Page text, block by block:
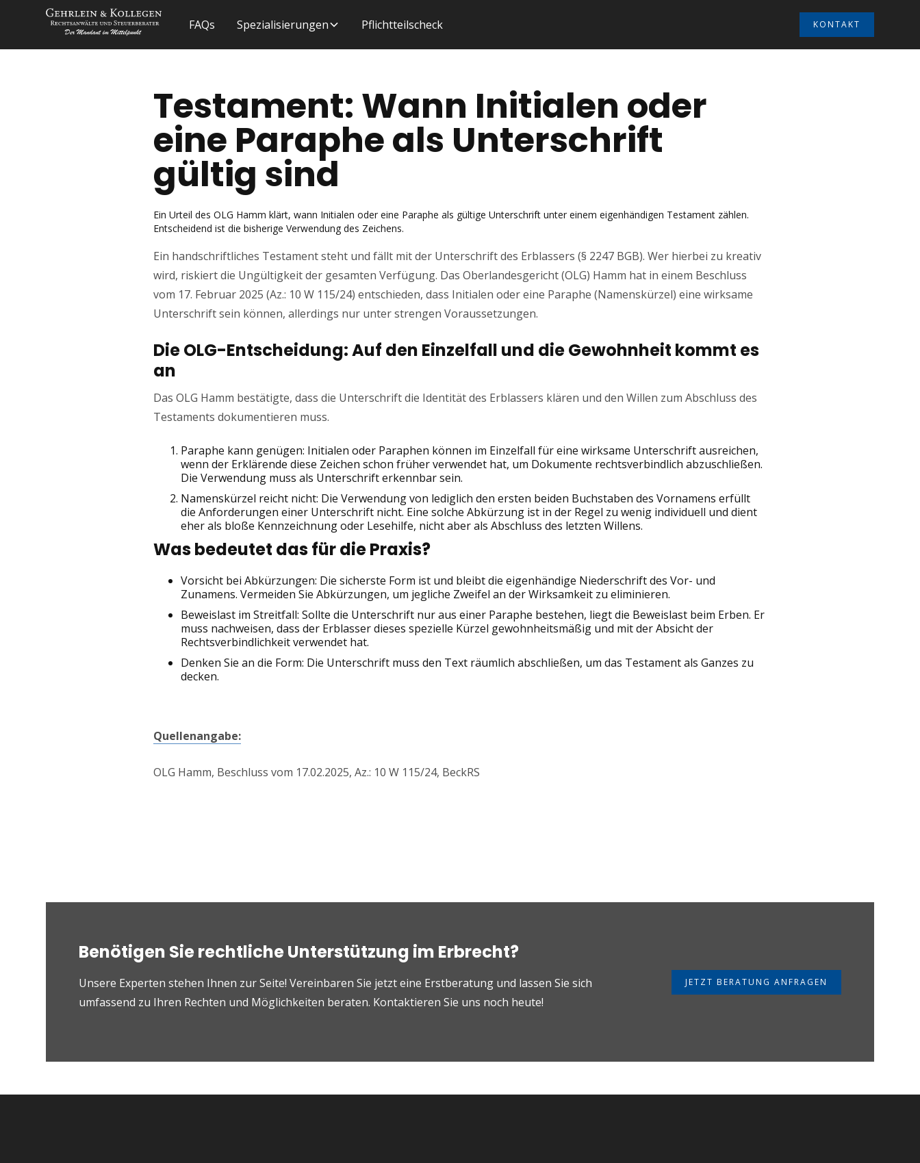
FAQs Spezialisierungen Pflichtteilscheck KONTAKT
Testament: Wann Initialen oder
eine Paraphe als Unterschrift
gültig sind
Ein Urteil des OLG Hamm klärt, wann Initialen oder eine Paraphe als gültige Unterschrift unter einem eigenhändigen Testament zählen.
Entscheidend ist die bisherige Verwendung des Zeichens.
Ein handschriftliches Testament steht und fällt mit der Unterschrift des Erblassers (§ 2247 BGB). Wer hierbei zu kreativ
wird, riskiert die Ungültigkeit der gesamten Verfügung. Das Oberlandesgericht (OLG) Hamm hat in einem Beschluss
vom 17. Februar 2025 (Az.: 10 W 115/24) entschieden, dass Initialen oder eine Paraphe (Namenskürzel) eine wirksame
Unterschrift sein können, allerdings nur unter strengen Voraussetzungen.
Die OLG-Entscheidung: Auf den Einzelfall und die Gewohnheit kommt es
an
Das OLG Hamm bestätigte, dass die Unterschrift die Identität des Erblassers klären und den Willen zum Abschluss des
Testaments dokumentieren muss.
Paraphe kann genügen: Initialen oder Paraphen können im Einzelfall für eine wirksame Unterschrift ausreichen,
wenn der Erklärende diese Zeichen schon früher verwendet hat, um Dokumente rechtsverbindlich abzuschließen.
Die Verwendung muss als Unterschrift erkennbar sein.
Namenskürzel reicht nicht: Die Verwendung von lediglich den ersten beiden Buchstaben des Vornamens erfüllt
die Anforderungen einer Unterschrift nicht. Eine solche Abkürzung ist in der Regel zu wenig individuell und dient
eher als bloße Kennzeichnung oder Lesehilfe, nicht aber als Abschluss des letzten Willens.
Was bedeutet das für die Praxis?
Vorsicht bei Abkürzungen: Die sicherste Form ist und bleibt die eigenhändige Niederschrift des Vor- und
Zunamens. Vermeiden Sie Abkürzungen, um jegliche Zweifel an der Wirksamkeit zu eliminieren.
Beweislast im Streitfall: Sollte die Unterschrift nur aus einer Paraphe bestehen, liegt die Beweislast beim Erben. Er
muss nachweisen, dass der Erblasser dieses spezielle Kürzel gewohnheitsmäßig und mit der Absicht der
Rechtsverbindlichkeit verwendet hat.
Denken Sie an die Form: Die Unterschrift muss den Text räumlich abschließen, um das Testament als Ganzes zu
decken.
Quellenangabe:
OLG Hamm, Beschluss vom 17.02.2025, Az.: 10 W 115/24, BeckRS
Benötigen Sie rechtliche Unterstützung im Erbrecht?
Unsere Experten stehen Ihnen zur Seite! Vereinbaren Sie jetzt eine Erstberatung und lassen Sie sich
umfassend zu Ihren Rechten und Möglichkeiten beraten. Kontaktieren Sie uns noch heute!
JETZT BERATUNG ANFRAGEN